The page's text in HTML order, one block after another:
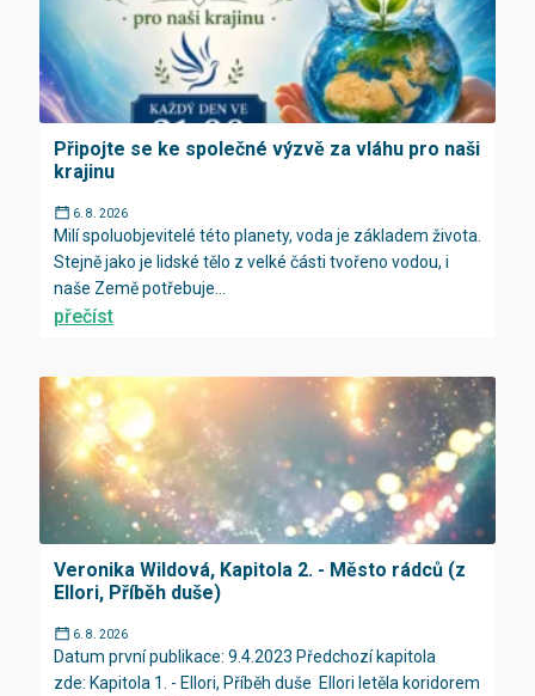
Připojte se ke společné výzvě za vláhu pro naši
krajinu
6. 8. 2026
Milí spoluobjevitelé této planety, voda je základem života.
Stejně jako je lidské tělo z velké části tvořeno vodou, i
naše Země potřebuje...
přečíst
Veronika Wildová, Kapitola 2. - Město rádců (z
Ellori, Příběh duše)
6. 8. 2026
Datum první publikace: 9.4.2023 Předchozí kapitola
zde: Kapitola 1. - Ellori, Příběh duše Ellori letěla koridorem